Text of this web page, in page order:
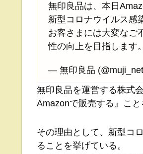
無印良品は、本日
新型コロナウイルス感
お客さまには大変なご
性の向上を目指します。
— 無印良品
無印良品を運営する株式
Amazonで販売する』こと
その理由として、新型コ
ることを挙げている。